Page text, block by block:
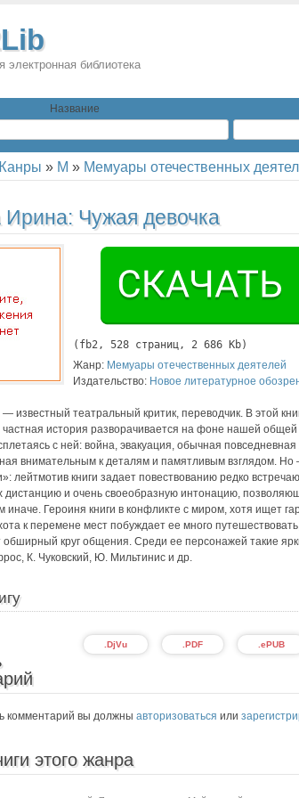
электронная библиотека
Название
» М » Мемуары отечественных
Ирина: Чужая девочка
( fb2, 528 страниц, 2 686 Kb)
Жанр: Мемуары отечественных деятелей
Издательство: Новое литературное
известный театральный критик, переводчик. В этой
частная история разворачивается на фоне нашей общей
с ней: война, эвакуация, обычная повседневная
внимательным к деталям и памятливым взглядом.
лейтмотив книги задает повествованию редко
дистанцию и очень своеобразную интонацию,
иначе. Героиня книги в конфликте с миром, хотя ищет
к перемене мест побуждает ее много
круг общения. Среди ее персонажей такие
К. Чуковский, Ю. Мильтинис и др.
.ePUB
.PDF
.DjVu
комментарий вы должны авторизоваться или
этого жанра